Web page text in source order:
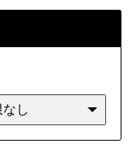
長崎県 熊本県
鹿児島県